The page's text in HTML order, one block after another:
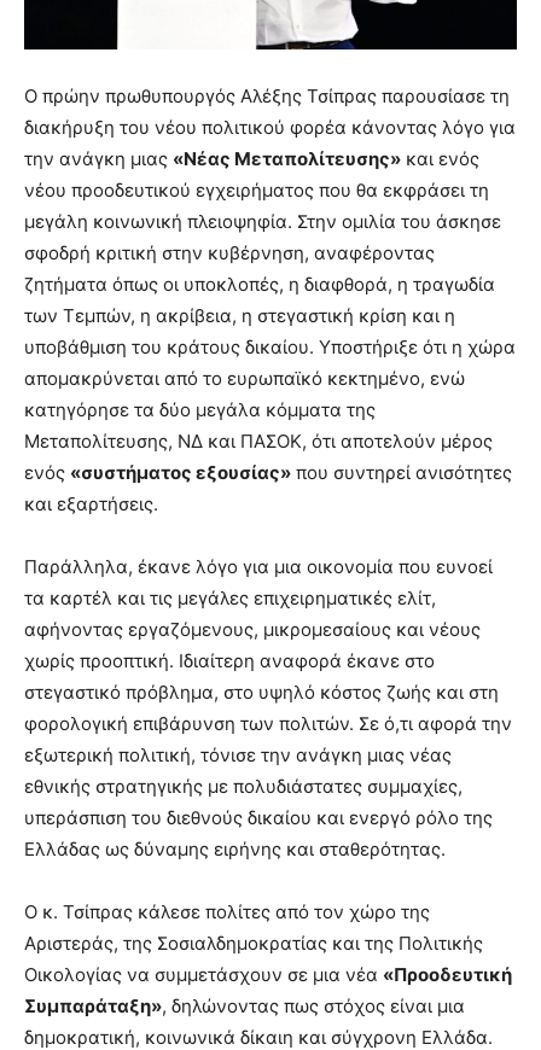
Ο πρώην πρωθυπουργός Αλέξης Τσίπρας παρουσίασε τη
διακήρυξη του νέου πολιτικού φορέα κάνοντας λόγο για
την ανάγκη μιας «Νέας Μεταπολίτευσης» και ενός
νέου προοδευτικού εγχειρήματος που θα εκφράσει τη
μεγάλη κοινωνική πλειοψηφία. Στην ομιλία του άσκησε
σφοδρή κριτική στην κυβέρνηση, αναφέροντας
ζητήματα όπως οι υποκλοπές, η διαφθορά, η τραγωδία
των Τεμπών, η ακρίβεια, η στεγαστική κρίση και η
υποβάθμιση του κράτους δικαίου. Υποστήριξε ότι η χώρα
απομακρύνεται από το ευρωπαϊκό κεκτημένο, ενώ
κατηγόρησε τα δύο μεγάλα κόμματα της
Μεταπολίτευσης, ΝΔ και ΠΑΣΟΚ, ότι αποτελούν μέρος
ενός «συστήματος εξουσίας» που συντηρεί ανισότητες
και εξαρτήσεις.
Παράλληλα, έκανε λόγο για μια οικονομία που ευνοεί
τα καρτέλ και τις μεγάλες επιχειρηματικές ελίτ,
αφήνοντας εργαζόμενους, μικρομεσαίους και νέους
χωρίς προοπτική. Ιδιαίτερη αναφορά έκανε στο
στεγαστικό πρόβλημα, στο υψηλό κόστος ζωής και στη
φορολογική επιβάρυνση των πολιτών. Σε ό,τι αφορά την
εξωτερική πολιτική, τόνισε την ανάγκη μιας νέας
εθνικής στρατηγικής με πολυδιάστατες συμμαχίες,
υπεράσπιση του διεθνούς δικαίου και ενεργό ρόλο της
Ελλάδας ως δύναμης ειρήνης και σταθερότητας.
Ο κ. Τσίπρας κάλεσε πολίτες από τον χώρο της
Αριστεράς, της Σοσιαλδημοκρατίας και της Πολιτικής
Οικολογίας να συμμετάσχουν σε μια νέα «Προοδευτική
Συμπαράταξη», δηλώνοντας πως στόχος είναι μια
δημοκρατική, κοινωνικά δίκαιη και σύγχρονη Ελλάδα.